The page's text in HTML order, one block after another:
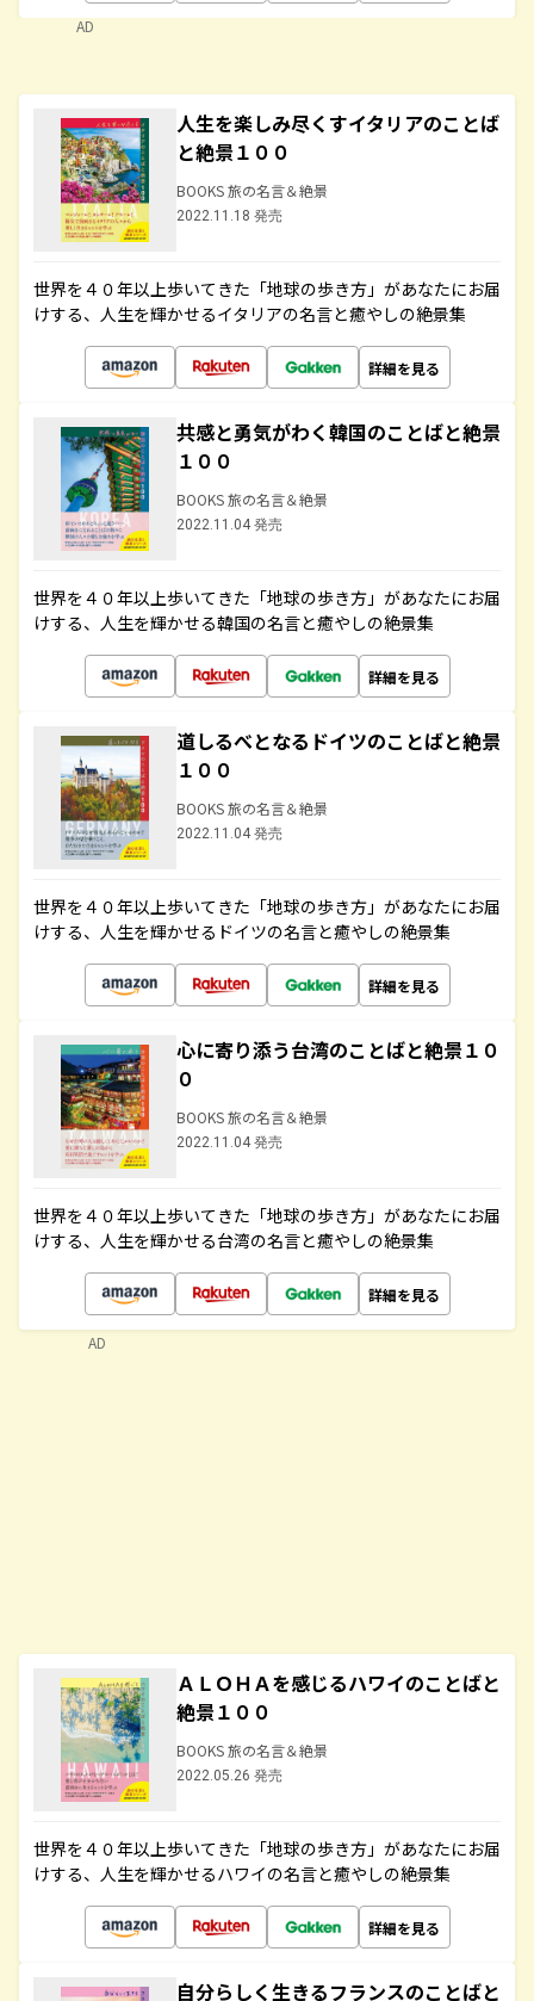
AD
人生を楽しみ尽くすイタリアのことば
と絶景１００
BOOKS 旅の名言＆絶景
2022.11.18 発売
世界を４０年以上歩いてきた「地球の歩き方」があなたにお届
けする、人生を輝かせるイタリアの名言と癒やしの絶景集
詳細を見る
共感と勇気がわく韓国のことばと絶景
１００
BOOKS 旅の名言＆絶景
2022.11.04 発売
世界を４０年以上歩いてきた「地球の歩き方」があなたにお届
けする、人生を輝かせる韓国の名言と癒やしの絶景集
詳細を見る
道しるべとなるドイツのことばと絶景
１００
BOOKS 旅の名言＆絶景
2022.11.04 発売
世界を４０年以上歩いてきた「地球の歩き方」があなたにお届
けする、人生を輝かせるドイツの名言と癒やしの絶景集
詳細を見る
心に寄り添う台湾のことばと絶景１０
０
BOOKS 旅の名言＆絶景
2022.11.04 発売
世界を４０年以上歩いてきた「地球の歩き方」があなたにお届
けする、人生を輝かせる台湾の名言と癒やしの絶景集
詳細を見る
ＡＬＯＨＡを感じるハワイのことばと
絶景１００
BOOKS 旅の名言＆絶景
2022.05.26 発売
世界を４０年以上歩いてきた「地球の歩き方」があなたにお届
けする、人生を輝かせるハワイの名言と癒やしの絶景集
詳細を見る
自分らしく生きるフランスのことばと
AD